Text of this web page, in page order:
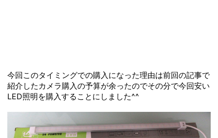
今回このタイミングでの購入になった理由は前回の記事で
紹介したカメラ購入の予算が余ったのでその分で今回安い
LED照明を購入することにしました^^